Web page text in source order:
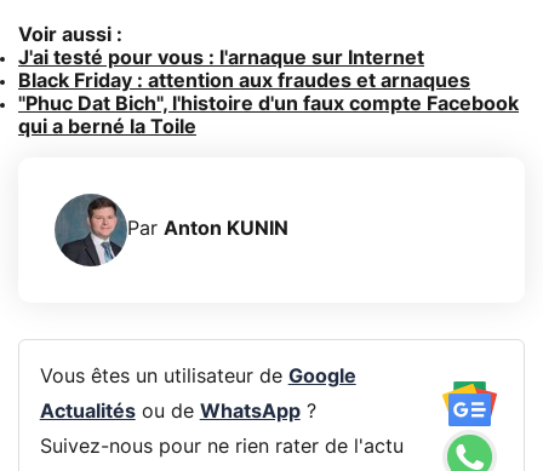
Voir aussi :
J'ai testé pour vous : l'arnaque sur Internet
Black Friday : attention aux fraudes et arnaques
"Phuc Dat Bich", l'histoire d'un faux compte Facebook
qui a berné la Toile
Par Anton KUNIN
Vous êtes un utilisateur de Google
Actualitésou de WhatsApp?
Suivez-nous pour ne rien rater de l'actu